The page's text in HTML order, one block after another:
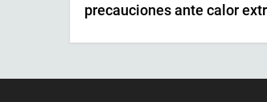
precauciones ante calor